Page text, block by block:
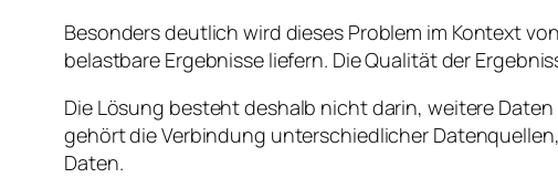
Besonders deutlich wird dieses Problem im Kontext
belastbare Ergebnisse liefern. Die Qualität der
Die Lösung besteht deshalb nicht darin, weitere
gehört die Verbindung unterschiedlicher
Daten.